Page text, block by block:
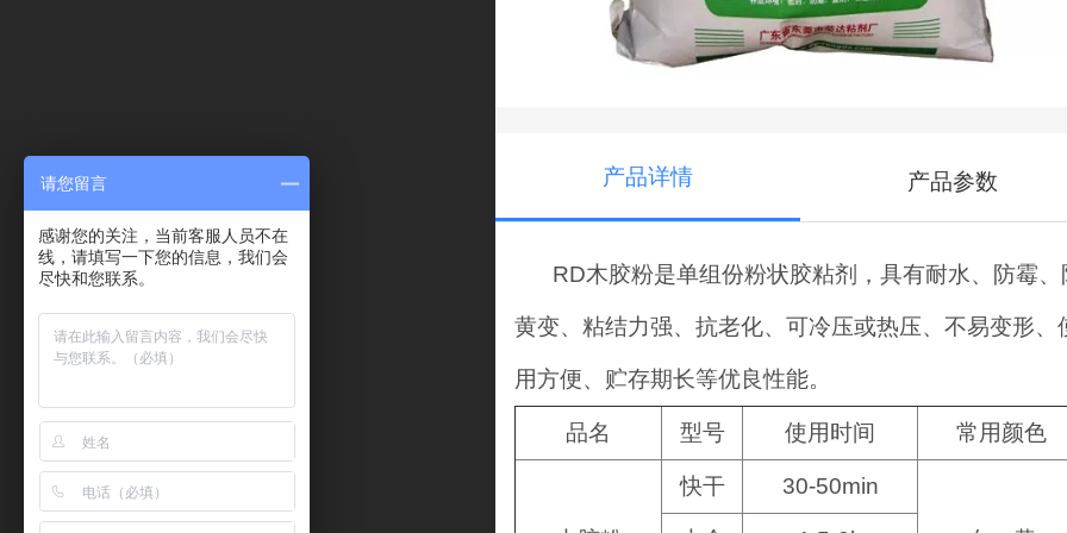
产品详情 产品参数
RD木胶粉是单组份粉状胶粘剂，具有耐水、防霉、
黄变、粘结力强、抗老化、可冷压或热压、不易变形、
用方便、贮存期长等优良性能。
品名 型号 使用时间 常用颜色
快干 30-50min
请您留言
感谢您的关注，当前客服人员不在
线，请填写一下您的信息，我们会
尽快和您联系。